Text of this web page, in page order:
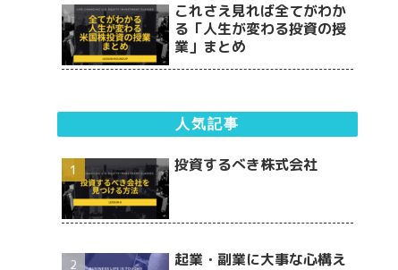
これさえ見れば全てがわか
る「人生が変わる投資の授
業」まとめ
人気記事
投資するべき株式会社
起業・副業に大事な心構え